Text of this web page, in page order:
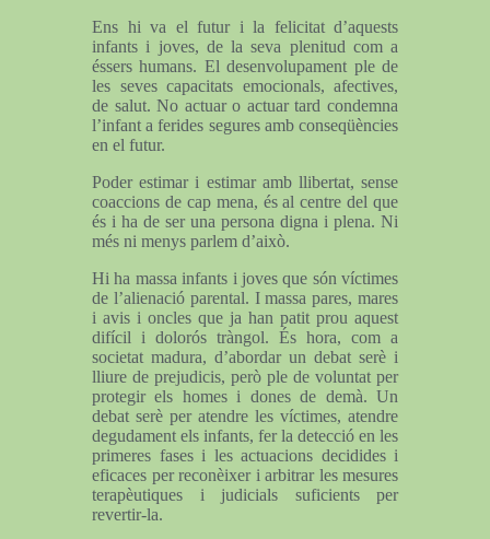
Ens hi va el futur i la felicitat d’aquests
infants i joves, de la seva plenitud com a
éssers humans. El desenvolupament ple de
les seves capacitats emocionals, afectives,
de salut. No actuar o actuar tard condemna
l’infant a ferides segures amb conseqüències
en el futur.
Poder estimar i estimar amb llibertat, sense
coaccions de cap mena, és al centre del que
és i ha de ser una persona digna i plena. Ni
més ni menys parlem d’això.
Hi ha massa infants i joves que són víctimes
de l’alienació parental. I massa pares, mares
i avis i oncles que ja han patit prou aquest
difícil i dolorós tràngol. És hora, com a
societat madura, d’abordar un debat serè i
lliure de prejudicis, però ple de voluntat per
protegir els homes i dones de demà. Un
debat serè per atendre les víctimes, atendre
degudament els infants, fer la detecció en les
primeres fases i les actuacions decidides i
eficaces per reconèixer i arbitrar les mesures
terapèutiques i judicials suficients per
revertir-la.